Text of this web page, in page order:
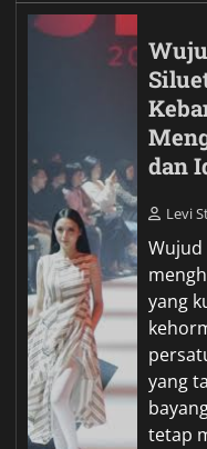
dan
Levi
Wujud
yang
yang
tetap